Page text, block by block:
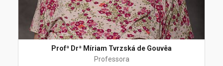
Profª Drª Míriam Tvrzská de Gouvêa
Professora